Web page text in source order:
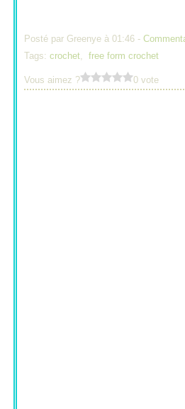
Posté par Greenye à 01:46 -
Tags: crochet, free form crochet
Vous aimez ? 0 vote